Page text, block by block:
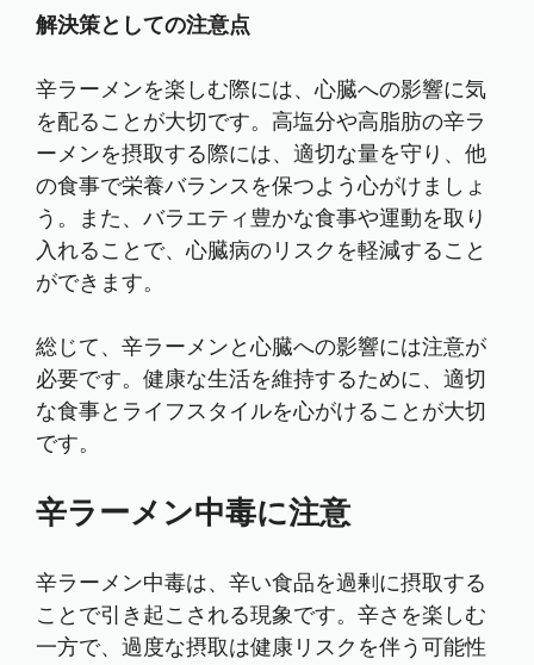
解決策としての注意点
辛ラーメンを楽しむ際には、心臓への影響に気
を配ることが大切です。高塩分や高脂肪の辛ラ
ーメンを摂取する際には、適切な量を守り、他
の食事で栄養バランスを保つよう心がけましょ
う。また、バラエティ豊かな食事や運動を取り
入れることで、心臓病のリスクを軽減すること
ができます。
総じて、辛ラーメンと心臓への影響には注意が
必要です。健康な生活を維持するために、適切
な食事とライフスタイルを心がけることが大切
です。
辛ラーメン中毒に注意
辛ラーメン中毒は、辛い食品を過剰に摂取する
ことで引き起こされる現象です。辛さを楽しむ
一方で、過度な摂取は健康リスクを伴う可能性